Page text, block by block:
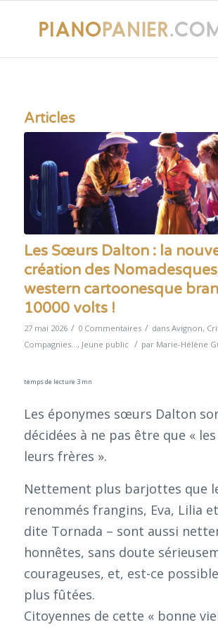
Articles
Les Sœurs Dalton : la
création des
western cartoonesque
10000 volts !
27 mai 2026 / 0 Commentaires / dans Avignon,
Compagnies... , Jeune public / par Marie-Hélène
temps de lecture 3 mn
Les éponymes sœurs Dalton
décidées à ne pas être que «
leurs frères ».
Nettement plus barjottes que
renommés frangins, Eva, Lilia
dite Tornada – sont aussi
honnêtes, sans doute
courageuses, et, est-ce
plus fûtées.
Citoyennes de cette « bonne